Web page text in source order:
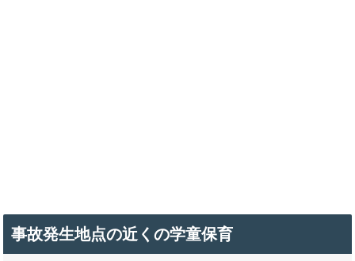
事故発生地点の近くの学童保育